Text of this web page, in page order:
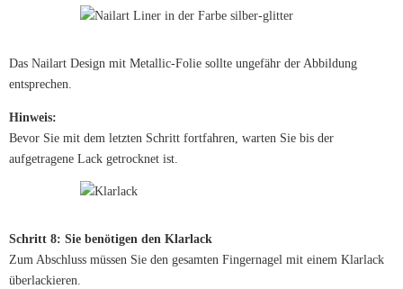
Das Nailart Design mit Metallic-Folie sollte ungefähr der Abbildung
entsprechen.
Hinweis:
Bevor Sie mit dem letzten Schritt fortfahren, warten Sie bis der
aufgetragene Lack getrocknet ist.
Schritt 8: Sie benötigen den Klarlack
Zum Abschluss müssen Sie den gesamten Fingernagel mit einem Klarlack
überlackieren.